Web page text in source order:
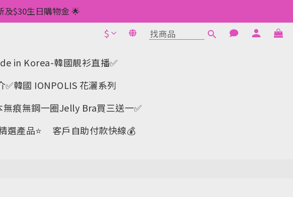
三件減$40    如此類推⬆不設上限
$30生日購物金 🌟
積滿100分可當1元使用🌟
三件減$40    如此類推⬆不設上限
$
in Korea-韓國靚衫直播✅
✅韓國 IONPOLIS 花灑系列
無痕無鋼一圈Jelly Bra買三送一✅️
選產品⭐ 客戶自助付款快線💰
立即購買